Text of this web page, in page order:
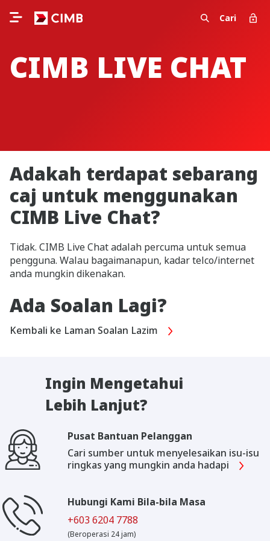
Cari
CIMB LIVE CHAT
Adakah terdapat sebarang
caj untuk menggunakan
CIMB Live Chat?
Tidak. CIMB Live Chat adalah percuma untuk semua
pengguna. Walau bagaimanapun, kadar telco/internet
anda mungkin dikenakan.
Ada Soalan Lagi?
Kembali ke Laman Soalan Lazim
Ingin Mengetahui
Lebih Lanjut?
Pusat Bantuan Pelanggan
Cari sumber untuk menyelesaikan isu‑isu
ringkas yang mungkin anda hadapi
Hubungi Kami Bila-bila Masa
+603 6204 7788
(Beroperasi 24 jam)